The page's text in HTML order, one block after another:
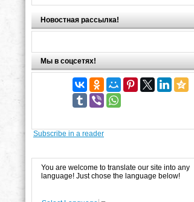
Новостная рассылка!
Мы в соцсетях!
Subscribe in a reader
You are welcome to translate our site into any
language! Just chose the language below!